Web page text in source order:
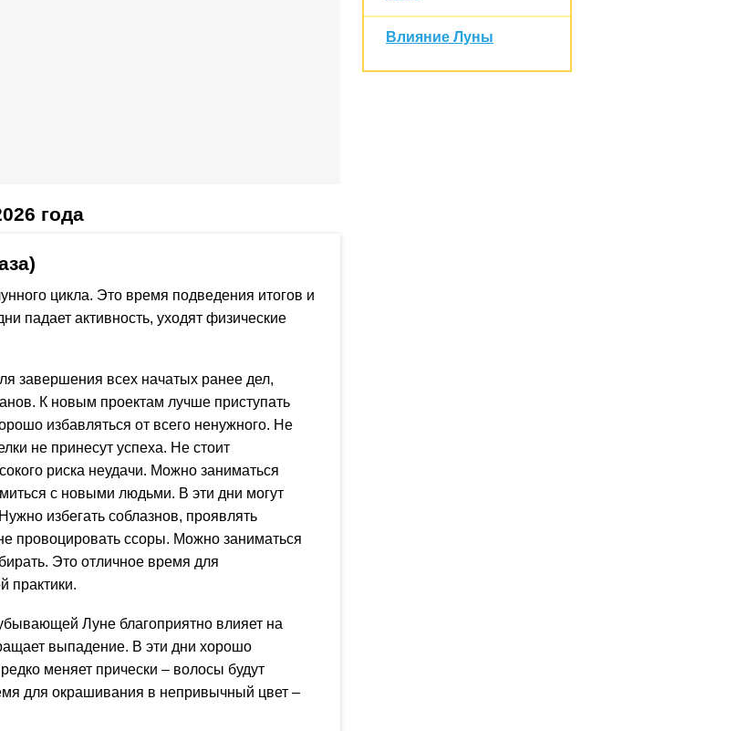
года
цикла. Это время подведения итогов и
падает активность, уходят физические
завершения всех начатых ранее дел,
К новым проектам лучше приступать
избавляться от всего ненужного. Не
не принесут успеха. Не стоит
риска неудачи. Можно заниматься
с новыми людьми. В эти дни могут
избегать соблазнов, проявлять
провоцировать ссоры. Можно заниматься
Это отличное время для
практики.
Луне благоприятно влияет на
выпадение. В эти дни хорошо
меняет прически – волосы будут
для окрашивания в непривычный цвет –
Влияние Луны